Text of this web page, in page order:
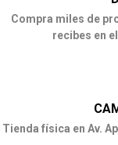
Compra miles de
recibes en
Tienda física en Av.